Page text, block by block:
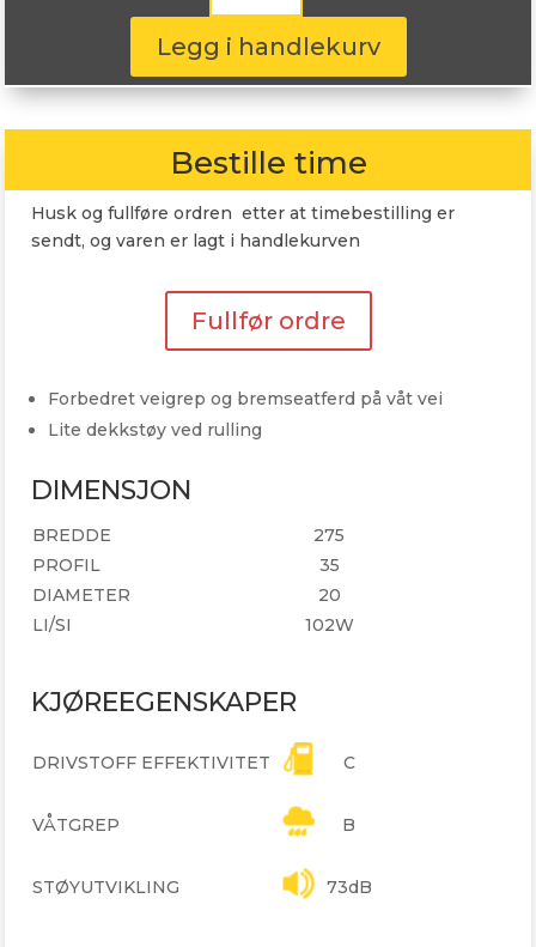
102W
antall
Legg i handlekurv
Bestille time
Husk og fullføre ordren etter at timebestilling er
sendt, og varen er lagt i handlekurven
Fullfør ordre
Forbedret veigrep og bremseatferd på våt vei
Lite dekkstøy ved rulling
DIMENSJON
BREDDE
275
PROFIL
35
DIAMETER
20
LI/SI
102W
KJØREEGENSKAPER
DRIVSTOFF EFFEKTIVITET C
VÅTGREP B
STØYUTVIKLING 73dB